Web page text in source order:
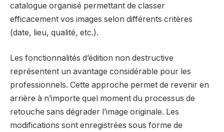
catalogue organisé permettant de classer
efficacement vos images selon différents critères
(date, lieu, qualité, etc.).
Les fonctionnalités d’édition non destructive
représentent un avantage considérable pour les
professionnels. Cette approche permet de revenir en
arrière à n’importe quel moment du processus de
retouche sans dégrader l’image originale. Les
modifications sont enregistrées sous forme de